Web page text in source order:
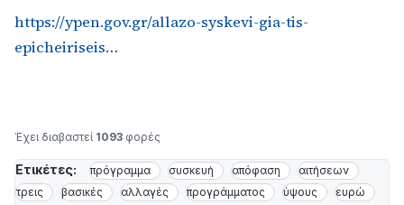
https://ypen.gov.gr/allazo-syskevi-gia-tis-
epicheiriseis…
Έχει διαβαστεί 1093 φορές
Ετικέτες: πρόγραμμα συσκευή απόφαση
αιτήσεων
τρεις
βασικές αλλαγές προγράμματος ύψους
ευρώ